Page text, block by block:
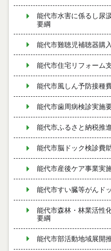
能代市水害に係るし尿
要綱
能代市難聴児補聴器購
能代市住宅リフォーム
能代市風しん予防接種
能代市歯周病検診実施
能代市ふるさと納税推
能代市脳ドック検診費
能代市産後ケア事業実
能代市すい臓等がんド
能代市森林・林業活性
要綱
能代市部活動地域展開